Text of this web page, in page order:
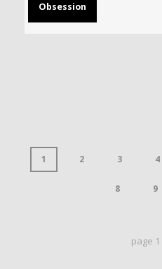
Obsession
1 2 3 4
8 9
page 1